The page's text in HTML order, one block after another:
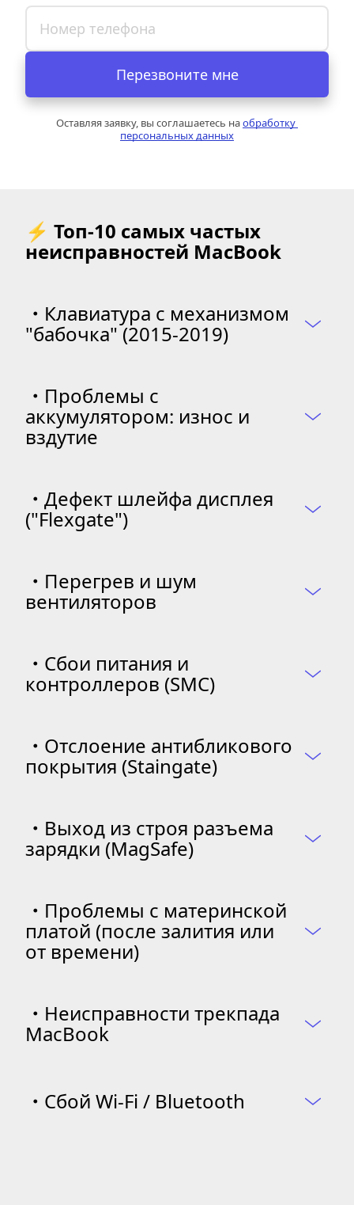
Перезвоните мне
Оставляя заявку, вы соглашаетесь на обработку
персональных данных
⚡ Топ-10 самых частых
неисправностей MacBook
・ Клавиатура с механизмом
"бабочка" (2015-2019)
・ Проблемы с
аккумулятором: износ и
вздутие
・ Дефект шлейфа дисплея
("Flexgate")
・ Перегрев и шум
вентиляторов
・ Сбои питания и
контроллеров (SMC)
・ Отслоение антибликового
покрытия (Staingate)
・ Выход из строя разъема
зарядки (MagSafe)
・ Проблемы с материнской
платой (после залития или
от времени)
・ Неисправности трекпада
MacBook
・ Сбой Wi-Fi / Bluetooth